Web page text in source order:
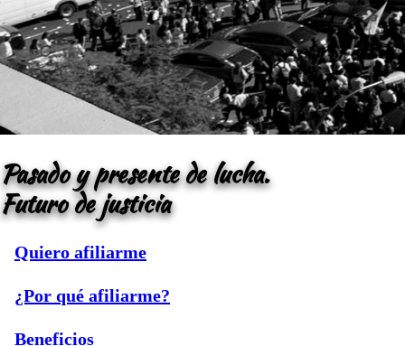
Pasado y presente de lucha.
Futuro de justicia
Quiero afiliarme
¿Por qué afiliarme?
Beneficios